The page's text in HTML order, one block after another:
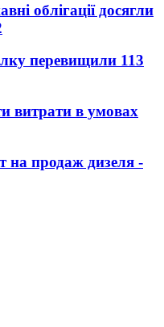
облігації досягли
перевищили 113
витрати в умовах
на продаж дизеля -